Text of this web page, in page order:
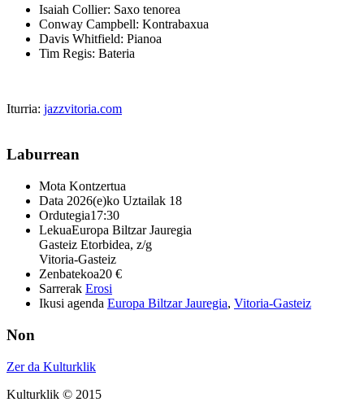
Isaiah Collier: Saxo tenorea
Conway Campbell: Kontrabaxua
Davis Whitfield: Pianoa
Tim Regis: Bateria
Iturria: jazzvitoria.com
Laburrean
Mota Kontzertua
Data 2026(e)ko Uztailak 18
Ordutegia17:30
LekuaEuropa Biltzar Jauregia
Gasteiz Etorbidea, z/g
Vitoria-Gasteiz
Zenbatekoa20 €
Sarrerak Erosi
Ikusi agenda Europa Biltzar Jauregia, Vitoria-Gasteiz
Non
Zer da Kulturklik
Kulturklik © 2015